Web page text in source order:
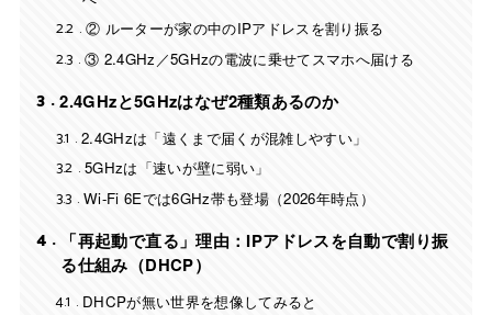
2.2 ② ルーターが家の中のIPアドレスを割り振る
2.3 ③ 2.4GHz／5GHzの電波に乗せてスマホへ届ける
3
2.4GHzと5GHzはなぜ2種類あるのか
3.1
2.4GHzは「遠くまで届くが混雑しやすい」
3.2 5GHzは「速いが壁に弱い」
3.3 Wi-Fi 6Eでは6GHz帯も登場（2026年時点）
4
「再起動で直る」理由：IPアドレスを自動で割り振
る仕組み（DHCP）
4.1
DHCPが無い世界を想像してみると